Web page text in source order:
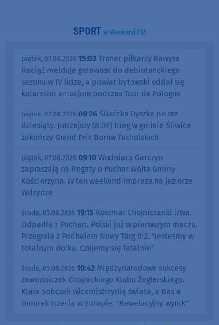
SPORT w Weekend FM
piątek, 07.08.2026 15:03 Trener piłkarzy Rawysa
Raciąż melduje gotowość do debiutanckiego
sezonu w IV lidze, a powiat bytowski oddał się
kolarskim emocjom podczas Tour de Pologne
piątek, 07.08.2026 09:26 Śliwicka Dyszka po raz
dziesiąty. Jutrzejszy (8.08) bieg w gminie Śliwice
zakończy Grand Prix Borów Tucholskich
piątek, 07.08.2026 09:10 Wodniacy Garczyn
zapraszają na Regaty o Puchar Wójta Gminy
Kościerzyna. W ten weekend impreza na jeziorze
Wdzydze
środa, 05.08.2026 19:15 Koszmar Chojniczanki trwa.
Odpadła z Pucharu Polski już w pierwszym meczu.
Przegrała z Podhalem Nowy Targ 0:2. "Jesteśmy w
totalnym dołku. Czujemy się fatalnie"
środa, 05.08.2026 10:42 Międzynarodowe sukcesy
zawodniczek Chojnickiego Klubu Żeglarskiego.
Klara Sobczak wicemistrzynią świata, a Basia
Gmurek trzecia w Europie. "Rewelacyjny wynik"